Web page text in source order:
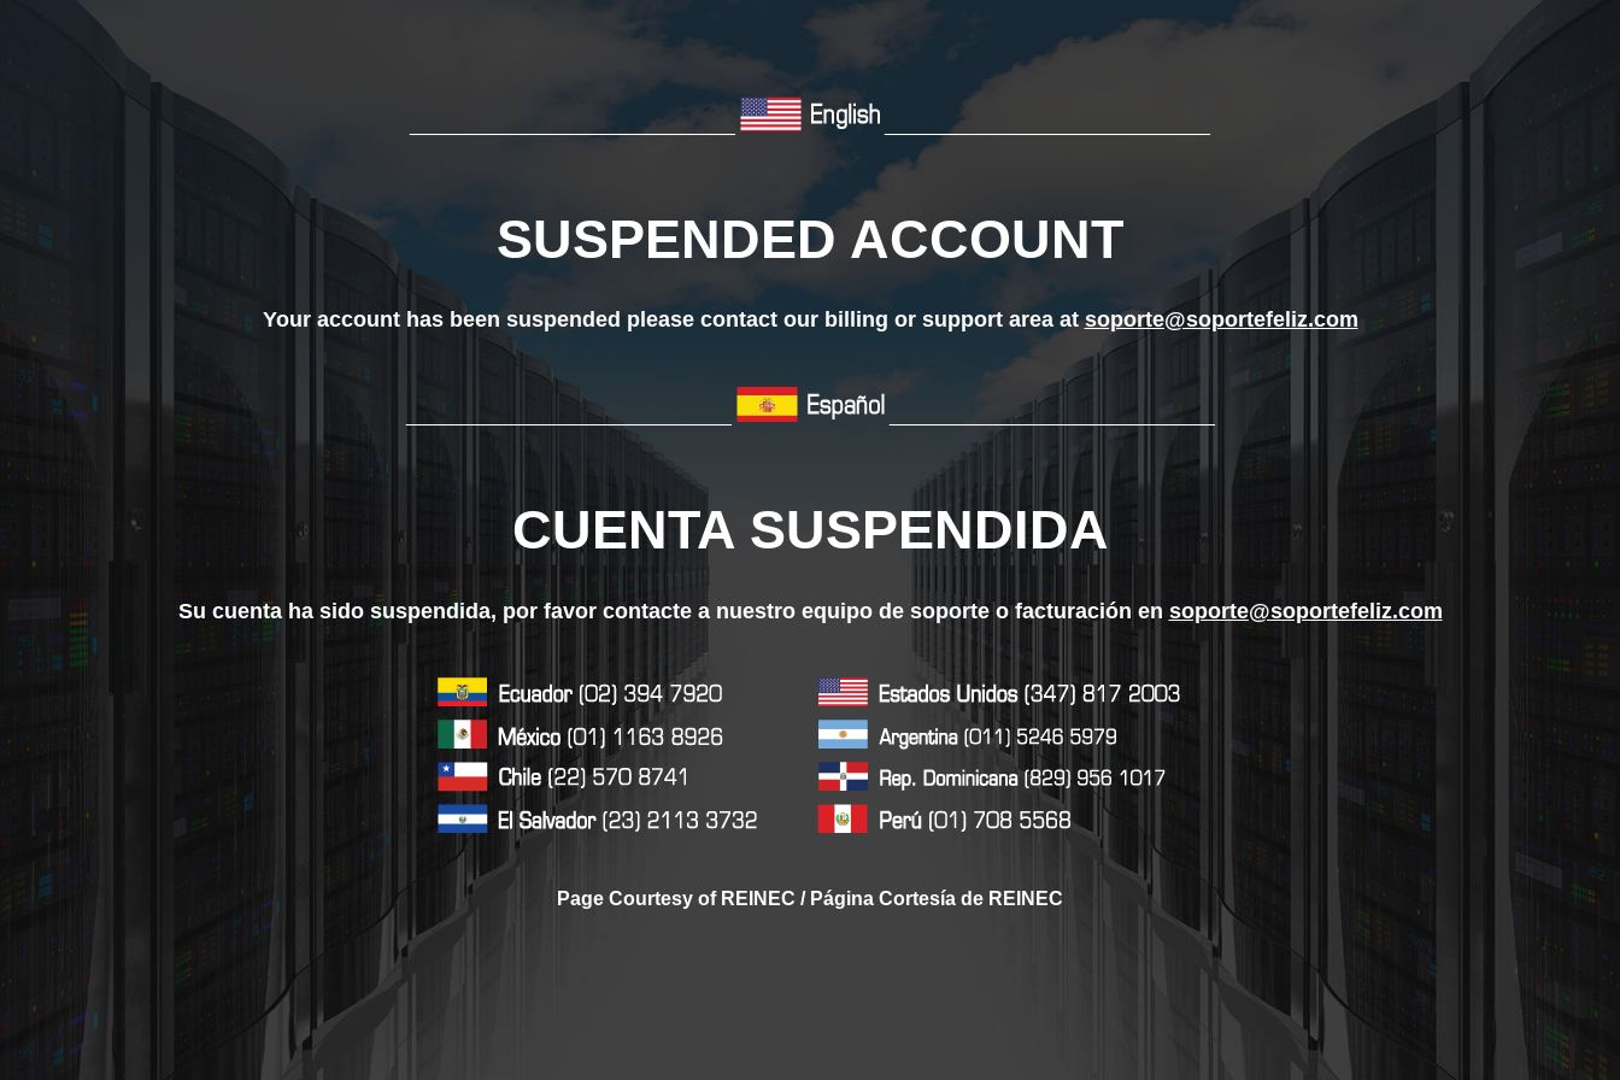
______________________________ ______________________________
SUSPENDED ACCOUNT
Your account has been suspended please contact our billing or support area atsoporte@soportefeliz.com
______________________________ ______________________________
CUENTA SUSPENDIDA
Su cuenta ha sido suspendida, por favor contacte a nuestro equipo de soporte o facturación en soporte@soportefeliz.com
Page Courtesy of REINEC / Página Cortesía de REINEC